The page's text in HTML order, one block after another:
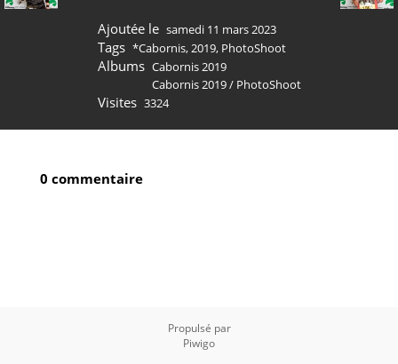
Ajoutée le samedi 11 mars 2023
Tags *Cabornis,2019, PhotoShoot
Albums Cabornis 2019
Cabornis 2019/ PhotoShoot
Visites 3324
0 commentaire
Propulsé par
Piwigo